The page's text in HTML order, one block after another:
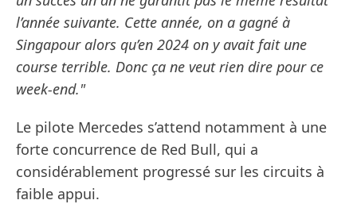
l’année suivante. Cette année, on a gagné à
Singapour alors qu’en 2024 on y avait fait une
course terrible. Donc ça ne veut rien dire pour ce
week-end."
Le pilote Mercedes s’attend notamment à une
forte concurrence de Red Bull, qui a
considérablement progressé sur les circuits à
faible appui.